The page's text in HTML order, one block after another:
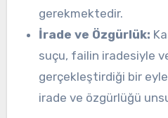
gerekmektedir.
İrade ve Özgürlük:
suçu, failin iradesiyle
gerçekleştirdiği bir
irade ve özgürlüğü